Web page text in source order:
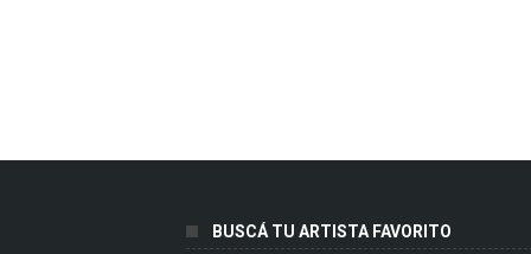
BUSCÁ TU ARTISTA FAVORITO